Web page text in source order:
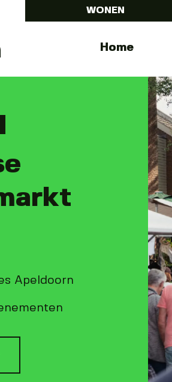
WONEN
MenuHome
Apeldoorn